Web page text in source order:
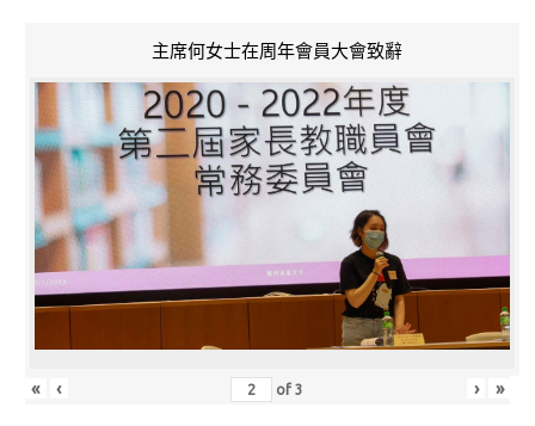
主席何女士在周年會員大會致辭
« ‹ of3 › »